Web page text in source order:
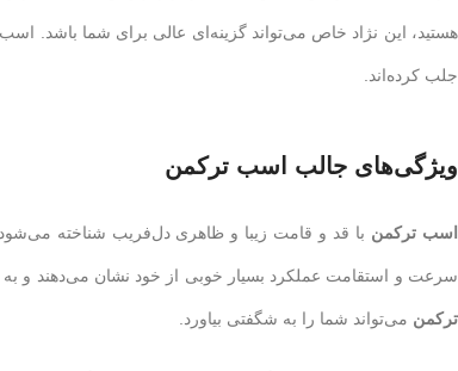
هستید، این نژاد خاص می‌تواند گزینه‌ای عالی برای شما باشد.
جلب کرده‌اند.
ویژگی‌های جالب اسب ترکمن
اسب ترکمن با قد و قامت زیبا و ظاهری دل‌فریب شناخته
سرعت و استقامت عملکرد بسیار خوبی از خود نشان می‌دهند و به
ترکمن می‌تواند شما را به شگفتی بیاورد.